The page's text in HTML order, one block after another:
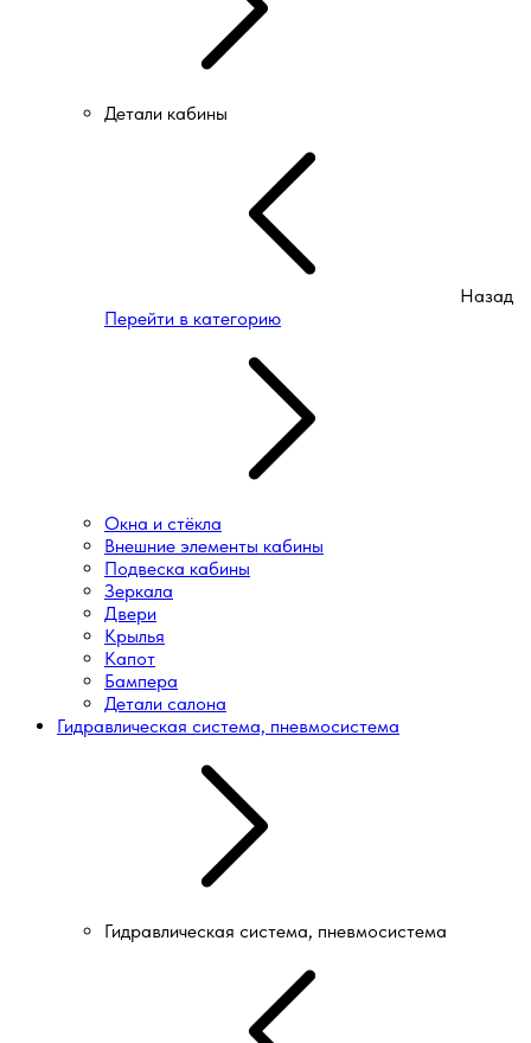
Детали кабины
Назад
Перейти в категорию
Окна и стёкла
Внешние элементы кабины
Подвеска кабины
Зеркала
Двери
Крылья
Капот
Бампера
Детали салона
Гидравлическая система, пневмосистема
Гидравлическая система, пневмосистема